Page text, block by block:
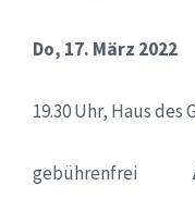
Do, 17. März 2022
19.30 Uhr, Haus des
gebührenfrei